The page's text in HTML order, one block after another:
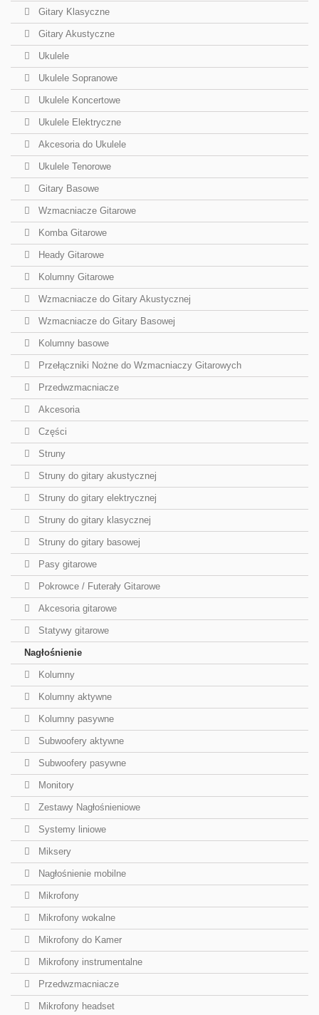
Gitary Klasyczne
Gitary Akustyczne
Ukulele
Ukulele Sopranowe
Ukulele Koncertowe
Ukulele Elektryczne
Akcesoria do Ukulele
Ukulele Tenorowe
Gitary Basowe
Wzmacniacze Gitarowe
Komba Gitarowe
Heady Gitarowe
Kolumny Gitarowe
Wzmacniacze do Gitary Akustycznej
Wzmacniacze do Gitary Basowej
Kolumny basowe
Przełączniki Nożne do Wzmacniaczy Gitarowych
Przedwzmacniacze
Akcesoria
Części
Struny
Struny do gitary akustycznej
Struny do gitary elektrycznej
Struny do gitary klasycznej
Struny do gitary basowej
Pasy gitarowe
Pokrowce / Futerały Gitarowe
Akcesoria gitarowe
Statywy gitarowe
Nagłośnienie
Kolumny
Kolumny aktywne
Kolumny pasywne
Subwoofery aktywne
Subwoofery pasywne
Monitory
Zestawy Nagłośnieniowe
Systemy liniowe
Miksery
Nagłośnienie mobilne
Mikrofony
Mikrofony wokalne
Mikrofony do Kamer
Mikrofony instrumentalne
Przedwzmacniacze
Mikrofony headset